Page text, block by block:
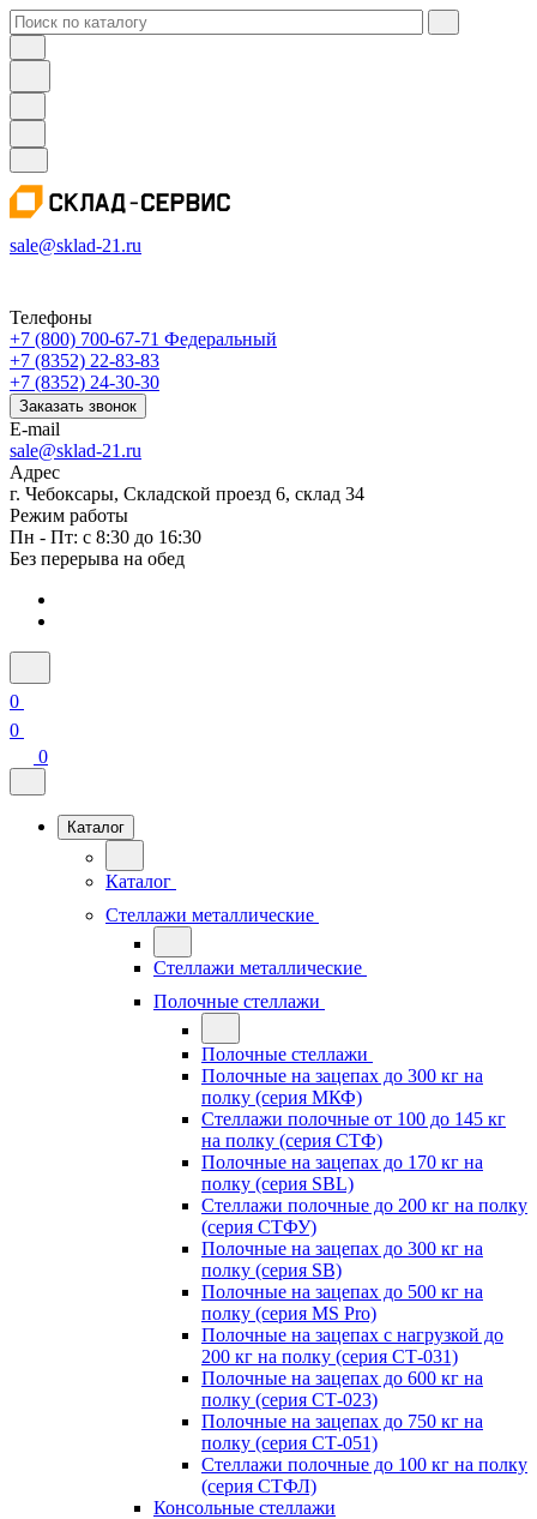
sale@sklad-21.ru
Телефоны
+7 (800) 700-67-71 Федеральный
+7 (8352) 22-83-83
+7 (8352) 24-30-30
Заказать звонок
E-mail
sale@sklad-21.ru
Адрес
г. Чебоксары, Складской проезд 6, склад 34
Режим работы
Пн - Пт: с 8:30 до 16:30
Без перерыва на обед
0
0
0
Каталог
Каталог
Стеллажи металлические
Стеллажи металлические
Полочные стеллажи
Полочные стеллажи
Полочные на зацепах до 300 кг на
полку (серия МКФ)
Стеллажи полочные от 100 до 145 кг
на полку (серия СТФ)
Полочные на зацепах до 170 кг на
полку (серия SBL)
Стеллажи полочные до 200 кг на полку
(серия СТФУ)
Полочные на зацепах до 300 кг на
полку (серия SB)
Полочные на зацепах до 500 кг на
полку (серия MS Pro)
Полочные на зацепах с нагрузкой до
200 кг на полку (серия СТ-031)
Полочные на зацепах до 600 кг на
полку (серия СТ-023)
Полочные на зацепах до 750 кг на
полку (серия СТ-051)
Стеллажи полочные до 100 кг на полку
(серия СТФЛ)
Консольные стеллажи